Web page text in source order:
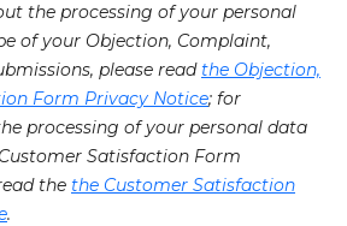
the processing of your personal
of your Objection, Complaint,
please readthe Objection,
Form Privacy Notice; for
processing of your personal data
Satisfaction Form
the the Customer Satisfaction
.